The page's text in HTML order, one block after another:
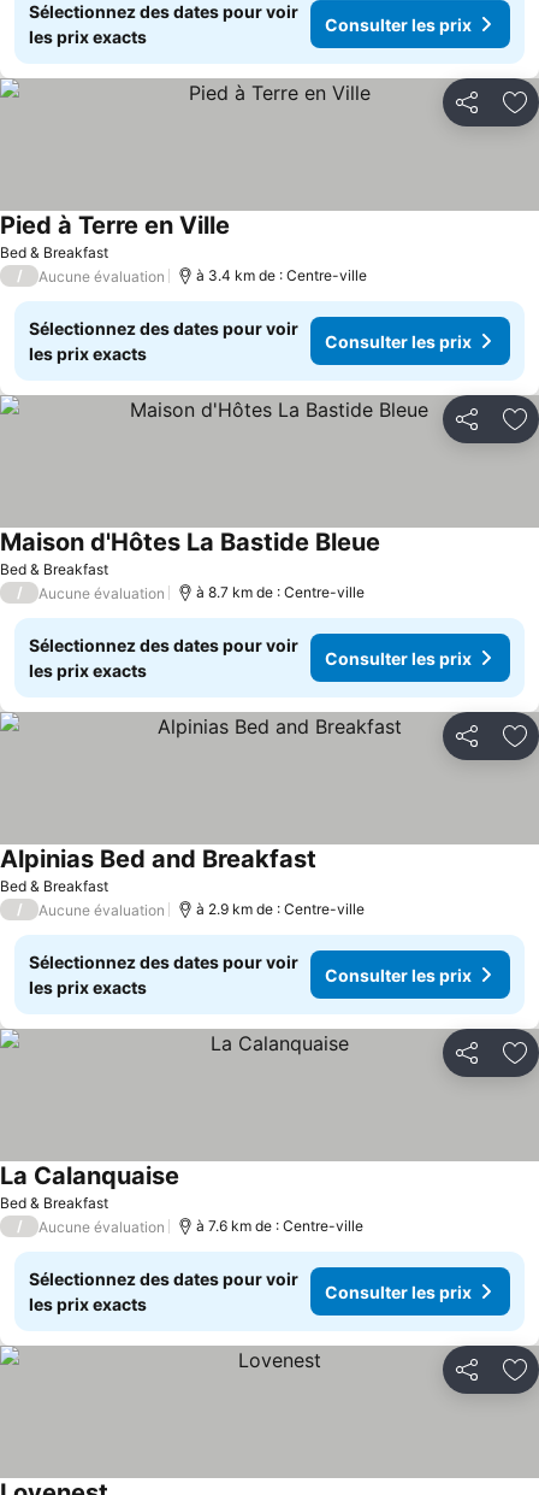
Sélectionnez des dates pour voir
les prix exacts
Consulter les prix
Partager
Bed & Breakfast
Pied à Terre en Ville
/ Aucune évaluation à 3.4 km de : Centre-ville
Sélectionnez des dates pour voir
les prix exacts
Consulter les prix
Partager
Bed & Breakfast
Maison d'Hôtes La Bastide Bleue
/ Aucune évaluation à 8.7 km de : Centre-ville
Sélectionnez des dates pour voir
les prix exacts
Consulter les prix
Partager
Bed & Breakfast
Alpinias Bed and Breakfast
/ Aucune évaluation à 2.9 km de : Centre-ville
Sélectionnez des dates pour voir
les prix exacts
Consulter les prix
Partager
Bed & Breakfast
La Calanquaise
/ Aucune évaluation à 7.6 km de : Centre-ville
Sélectionnez des dates pour voir
les prix exacts
Consulter les prix
Partager